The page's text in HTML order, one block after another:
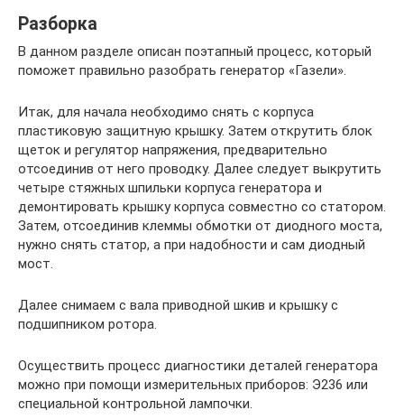
Разборка
В данном разделе описан поэтапный процесс, который
поможет правильно разобрать генератор «Газели».
Итак, для начала необходимо снять с корпуса
пластиковую защитную крышку. Затем открутить блок
щеток и регулятор напряжения, предварительно
отсоединив от него проводку. Далее следует выкрутить
четыре стяжных шпильки корпуса генератора и
демонтировать крышку корпуса совместно со статором.
Затем, отсоединив клеммы обмотки от диодного моста,
нужно снять статор, а при надобности и сам диодный
мост.
Далее снимаем с вала приводной шкив и крышку с
подшипником ротора.
Осуществить процесс диагностики деталей генератора
можно при помощи измерительных приборов: Э236 или
специальной контрольной лампочки.